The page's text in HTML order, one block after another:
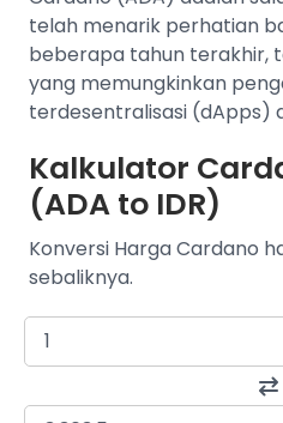
telah menarik perhatian
beberapa tahun terakhir,
yang memungkinkan
terdesentralisasi (dApps)
Kalkulator
(ADA to IDR)
Konversi Harga Cardano
sebaliknya.